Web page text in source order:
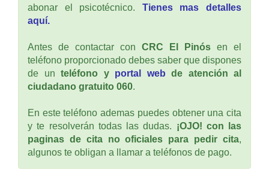
abonar el psicotécnico. Tienes mas detalles
aquí.
Antes de contactar con CRC El Pinós en el
teléfono proporcionado debes saber que dispones
de un teléfono y portal web de atención al
ciudadano gratuito 060.
En este teléfono ademas puedes obtener una cita
y te resolverán todas las dudas. ¡OJO! con las
paginas de cita no oficiales para pedir cita,
algunos te obligan a llamar a teléfonos de pago.